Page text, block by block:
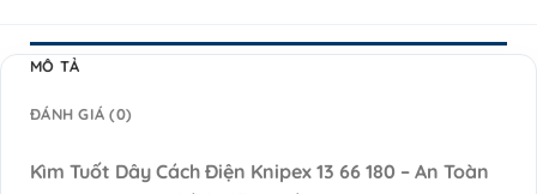
MÔ TẢ
ĐÁNH GIÁ (0)
Kìm Tuốt Dây Cách Điện Knipex 13 66 180 – An Toàn